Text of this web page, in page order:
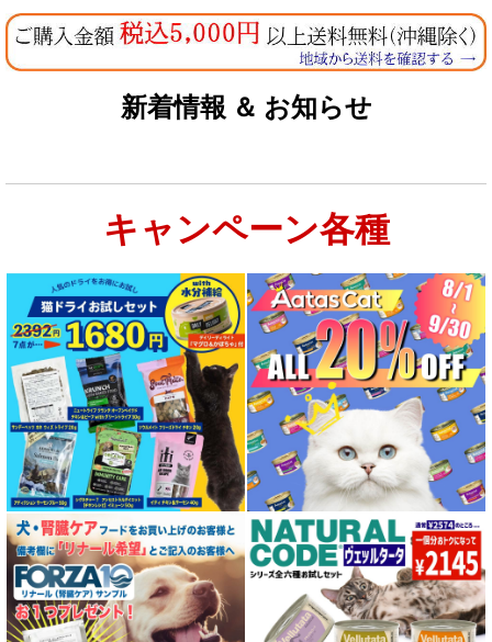
新着情報 ＆ お知らせ
キャンペーン各種